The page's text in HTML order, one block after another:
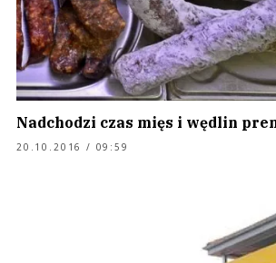
Nadchodzi czas mięs i wędlin
20.10.2016 / 09:59